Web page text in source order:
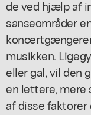
de ved hjælp af
sanseområder
musikken.
eller gal, vil den
en lettere, mere
af disse faktorer